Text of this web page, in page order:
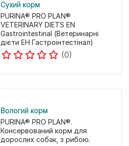
Cухий корм
PURINA® PRO PLAN®
VETERINARY DIETS EN
Gastrointestinal (Ветеринарні
дієти ЕН Гастроінтестінал)
(0)
Вологий корм
PURINA® PRO PLAN®.
Консервований корм для
дорослих собак, з рибою.